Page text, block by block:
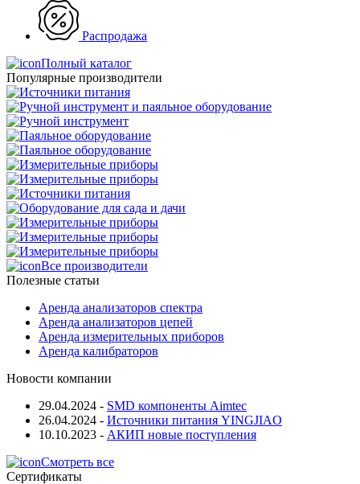
Распродажа
Полный каталог
Популярные производители
Все производители
Полезные статьи
Аренда анализаторов спектра
Аренда анализаторов цепей
Аренда измерительных приборов
Аренда калибраторов
Новости компании
29.04.2024 - SMD компоненты Aimtec
26.04.2024 - Источники питания YINGJIAO
10.10.2023 - АКИП новые поступления
Смотреть все
Сертификаты